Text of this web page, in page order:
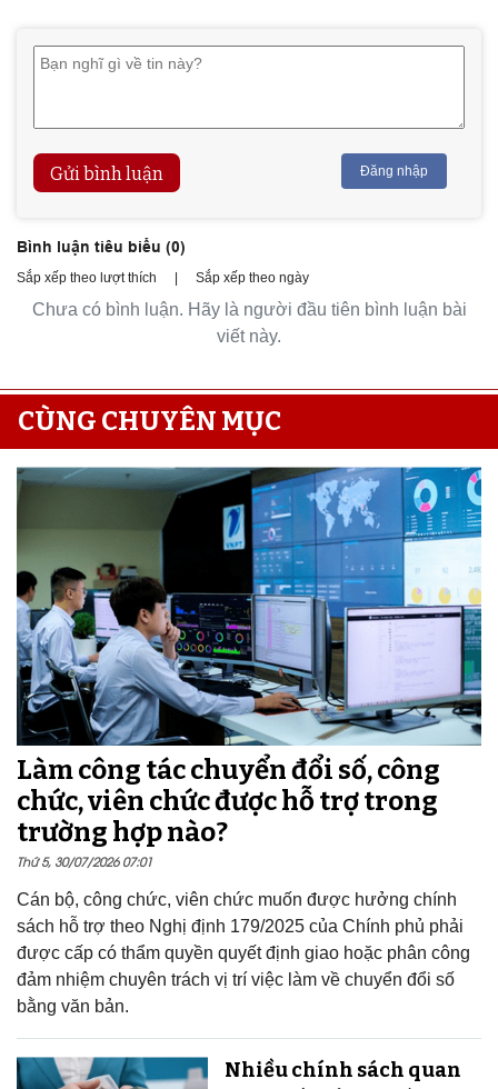
Gửi bình luận Đăng nhập
Bình luận tiêu biểu (0)
Sắp xếp theo lượt thích Sắp xếp theo ngày
Chưa có bình luận. Hãy là người đầu tiên bình luận bài
viết này.
CÙNG CHUYÊN MỤC
Làm công tác chuyển đổi số, công
chức, viên chức được hỗ trợ trong
trường hợp nào?
Thứ 5, 30/07/2026 07:01
Cán bộ, công chức, viên chức muốn được hưởng chính
sách hỗ trợ theo Nghị định 179/2025 của Chính phủ phải
được cấp có thẩm quyền quyết định giao hoặc phân công
đảm nhiệm chuyên trách vị trí việc làm về chuyển đổi số
bằng văn bản.
Nhiều chính sách quan